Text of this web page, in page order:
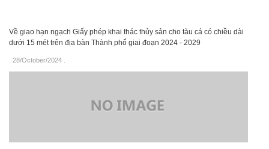
Về giao hạn ngạch Giấy phép khai thác thủy sản cho tàu cá có chiều dài
dưới 15 mét trên địa bàn Thành phố giai đoạn 2024 - 2029
28/October/2024